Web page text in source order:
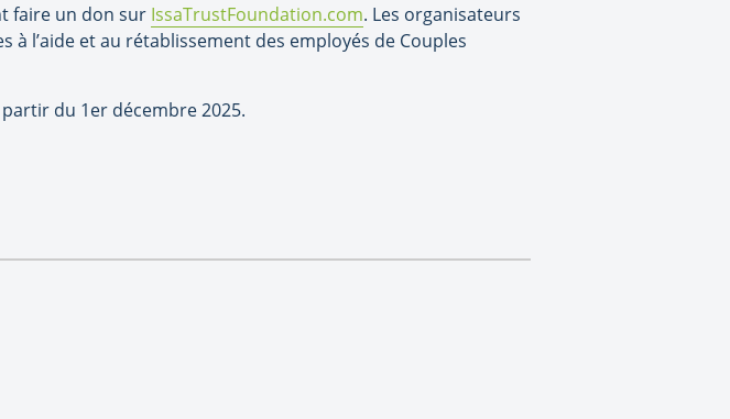
faire un don sur IssaTrustFoundation.com. Les organisateurs
l’aide et au rétablissement des employés de Couples
partir du 1er décembre 2025.